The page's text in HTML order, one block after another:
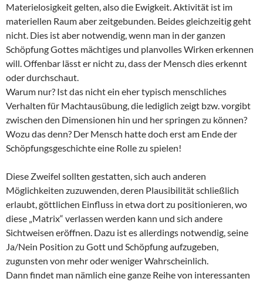
Materielosigkeit gelten, also die Ewigkeit. Aktivität ist im
materiellen Raum aber zeitgebunden. Beides gleichzeitig geht
nicht. Dies ist aber notwendig, wenn man in der ganzen
Schöpfung Gottes mächtiges und planvolles Wirken erkennen
will. Offenbar lässt er nicht zu, dass der Mensch dies erkennt
oder durchschaut.
Warum nur? Ist das nicht ein eher typisch menschliches
Verhalten für Machtausübung, die lediglich zeigt bzw. vorgibt
zwischen den Dimensionen hin und her springen zu können?
Wozu das denn? Der Mensch hatte doch erst am Ende der
Schöpfungsgeschichte eine Rolle zu spielen!
Diese Zweifel sollten gestatten, sich auch anderen
Möglichkeiten zuzuwenden, deren Plausibilität schließlich
erlaubt, göttlichen Einfluss in etwa dort zu positionieren, wo
diese „Matrix“ verlassen werden kann und sich andere
Sichtweisen eröffnen. Dazu ist es allerdings notwendig, seine
Ja/Nein Position zu Gott und Schöpfung aufzugeben,
zugunsten von mehr oder weniger Wahrscheinlich.
Dann findet man nämlich eine ganze Reihe von interessanten